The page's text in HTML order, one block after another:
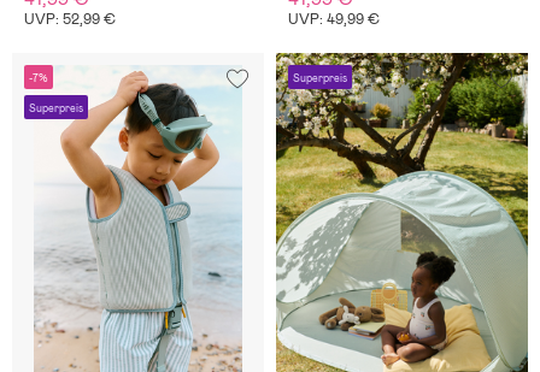
UVP: 52,99 € UVP: 49,99 €
-7%
Superpreis
Superpreis